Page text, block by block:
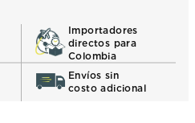
Importadores
directos para
Colombia
Envíos sin
costo adicional